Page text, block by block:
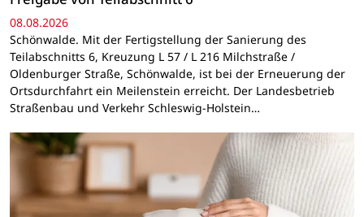
08.08.2026
Schönwalde. Mit der Fertigstellung der Sanierung des
Teilabschnitts 6, Kreuzung L 57 / L 216 Milchstraße /
Oldenburger Straße, Schönwalde, ist bei der Erneuerung der
Ortsdurchfahrt ein Meilenstein erreicht. Der Landesbetrieb
Straßenbau und Verkehr Schleswig-Holstein…